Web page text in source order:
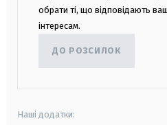
обрати ті, що відповідають
інтересам.
ДО РОЗСИЛОК
Наші додатки: